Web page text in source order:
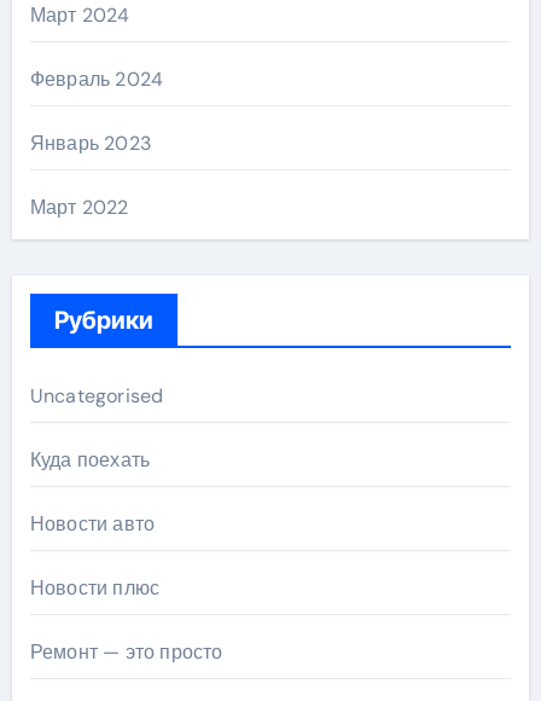
Март 2024
Февраль 2024
Январь 2023
Март 2022
Рубрики
Uncategorised
Куда поехать
Новости авто
Новости плюс
Ремонт — это просто